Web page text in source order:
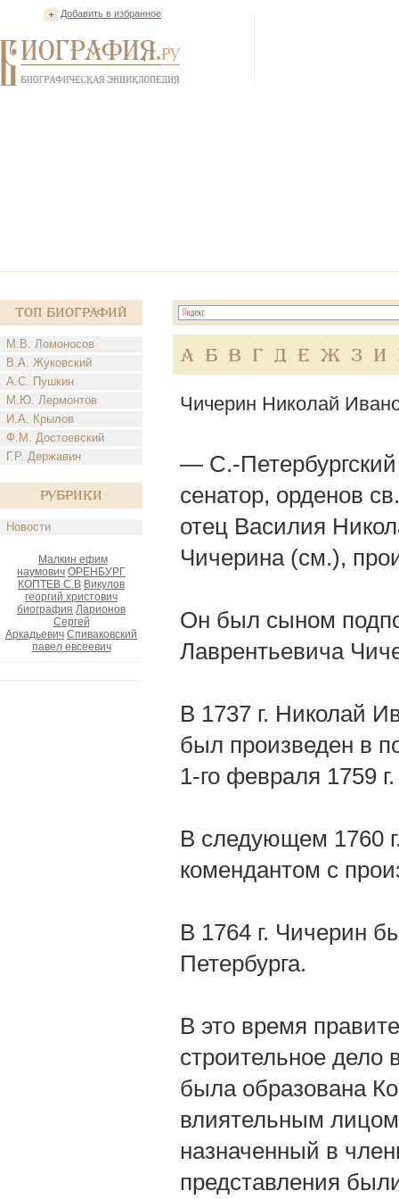
Добавить в избранное
Топ Биографий
М.В. Ломоносов
В.А. Жуковский
А.С. Пушкин
М.Ю. Лермонтов
И.А. Крылов
Ф.М. Достоевский
Г.Р. Державин
Рубрики
Новости
Малкин ефим
наумович ОРЕНБУРГ
КОПТЕВ С.В Викулов
георгий христович
биография Ларионов
Сергей
Аркадьевич Спиваковский
павел евсеевич
А Б В Г Д Е Ж З И
Чичерин Николай
— С.-
сенатор, орденов
отец Василия
Чичерина (см.),
Он был сыном
Лаврентьевича
В 1737 г. Николай
был произведен в
1-го февраля 1759
В следующем 1760
комендантом с
В 1764 г. Чичерин
Петербурга.
В это время
строительное дело
была образована
влиятельным лицом
назначенный в
представления